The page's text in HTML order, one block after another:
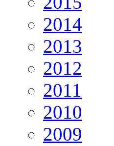
2014
2013
2012
2011
2010
2009